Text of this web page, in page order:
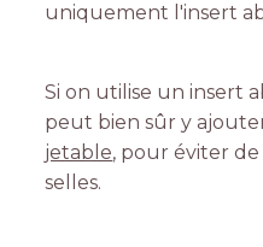
uniquement l'insert
Si on utilise un insert
peut bien sûr y
jetable, pour éviter
selles.